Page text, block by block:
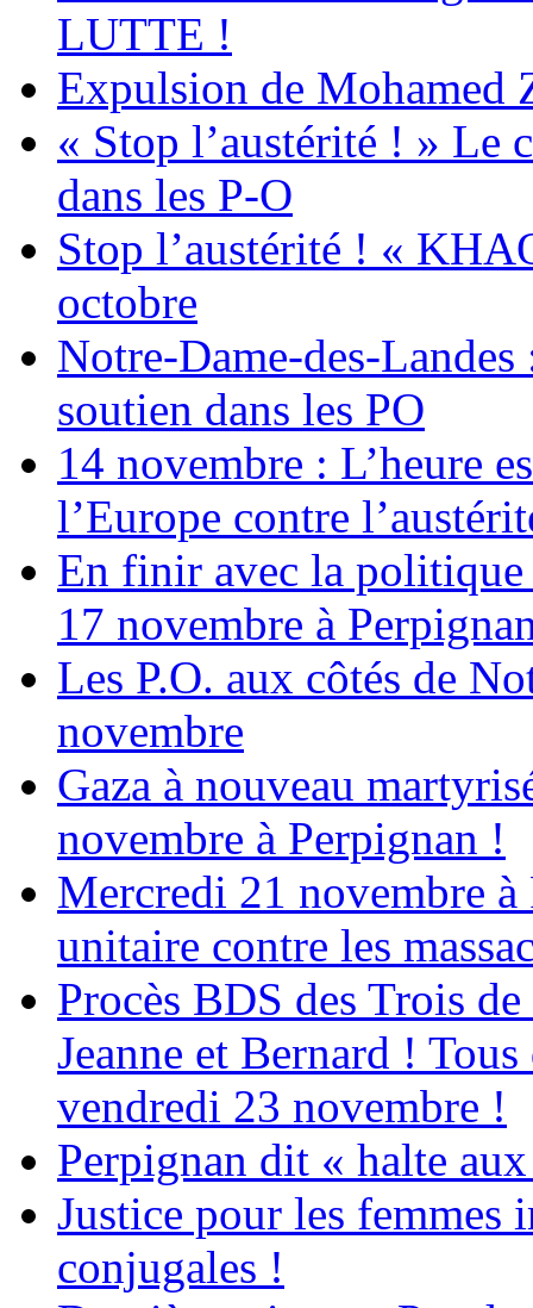
LUTTE !
Expulsion de Mohamed
« Stop l’austérité ! » Le
dans les P-O
Stop l’austérité ! «
octobre
Notre-Dame-des-
soutien dans les PO
14 novembre : L’heure
l’Europe contre
En finir avec la politique
17 novembre à
Les P.O. aux côtés de
novembre
Gaza à nouveau
novembre à Perpignan !
Mercredi 21 novembre à
unitaire contre les
Procès BDS des Trois
Jeanne et Bernard !
vendredi 23 novembre !
Perpignan dit « halte
Justice pour les femmes
conjugales !